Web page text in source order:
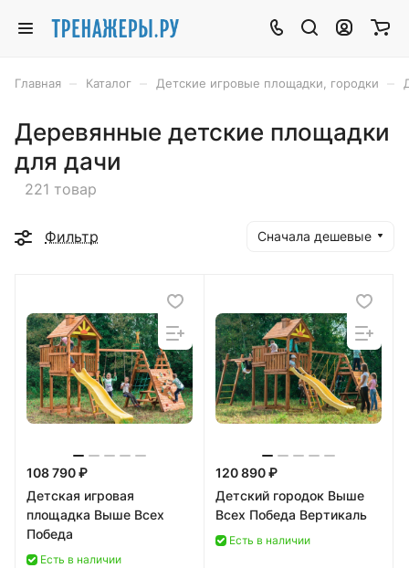
Главная Каталог Детские игровые площадки, городки
Деревянные детские площадки
для дачи
221 товар
Фильтр Сначала дешевые
108 790 ₽
Детская игровая
площадка Выше Всех
Победа
Есть в наличии
120 890 ₽
Детский городок Выше
Всех Победа Вертикаль
Есть в наличии